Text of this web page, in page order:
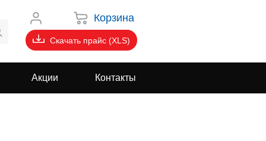
Корзина
Скачать прайс (XLS)
Акции Контакты